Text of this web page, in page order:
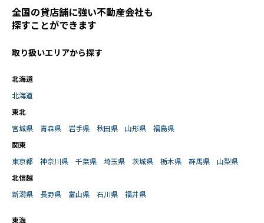
全国の貸店舗に強い不動産会社も
探すことができます
取り扱いエリアから探す
北海道
北海道
東北
宮城県
青森県 岩手県 秋田県 山形県
福島県
関東
東京都
神奈川県 千葉県 埼玉県 茨城県 栃木県 群馬県
山梨県
北信越
新潟県
長野県 富山県 石川県 福井県
東海